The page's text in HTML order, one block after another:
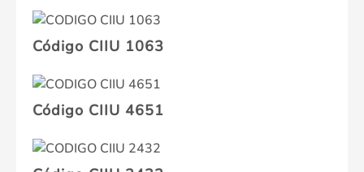
Código CIIU 1063
Código CIIU 4651